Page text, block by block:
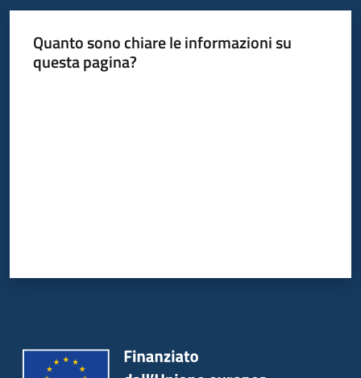
Quanto sono chiare le informazioni su
questa pagina?